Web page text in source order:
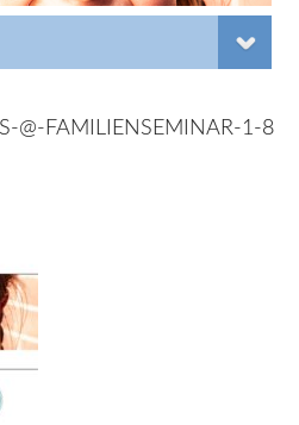
@-FAMILIENSEMINAR-1-8